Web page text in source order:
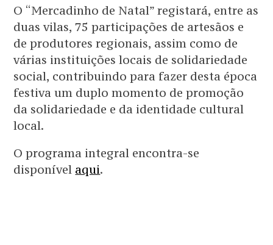
O “Mercadinho de Natal” registará, entre as
duas vilas, 75 participações de artesãos e
de produtores regionais, assim como de
várias instituições locais de solidariedade
social, contribuindo para fazer desta época
festiva um duplo momento de promoção
da solidariedade e da identidade cultural
local.
O programa integral encontra-se
disponível aqui.